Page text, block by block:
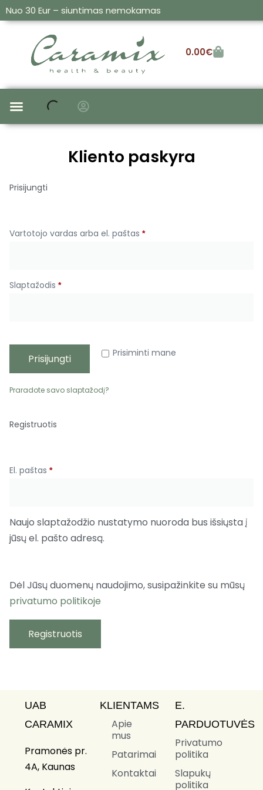
Nuo 30 Eur – siuntimas nemokamas
0.00€
Kliento paskyra
Prisijungti
Vartotojo vardas arba el. paštas *
Slaptažodis *
Prisiminti mane
Prisijungti
Praradote savo slaptažodį?
Registruotis
El. paštas *
Naujo slaptažodžio nustatymo nuoroda bus išsiųsta į
jūsų el. pašto adresą.
Dėl Jūsų duomenų naudojimo, susipažinkite su mūsų
privatumo politikoje
Registruotis
UAB
CARAMIX
Pramonės pr.
4A, Kaunas
KLIENTAMS
Apie
mus
Patarimai
Kontaktai
E.
PARDUOTUVĖS
Privatumo
politika
Slapukų
politika